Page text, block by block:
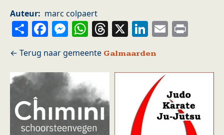
Auteur
marc colpaert
ShareFacebook
Messenger
WhatsApp
Threads
X LinkedIn
Email
Galmaarden